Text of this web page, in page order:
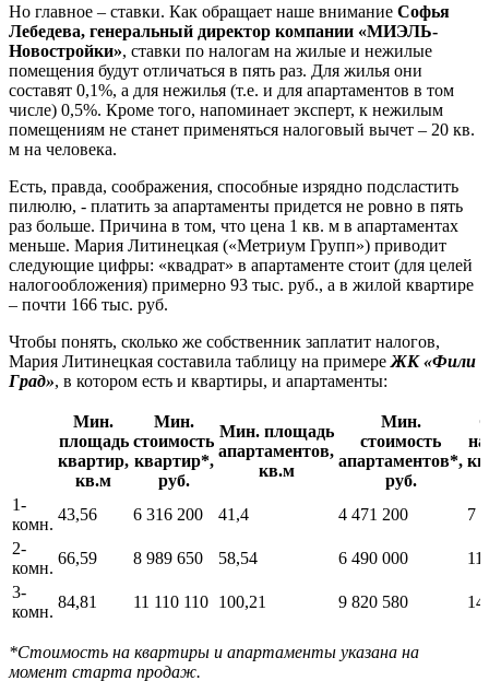
Но главное – ставки. Как обращает наше внимание Софья
Лебедева, генеральный директор компании «МИЭЛЬ-
Новостройки», ставки по налогам на жилые и нежилые
помещения будут отличаться в пять раз. Для жилья они
составят 0,1%, а для нежилья (т.е. и для апартаментов в том
числе) 0,5%. Кроме того, напоминает эксперт, к нежилым
помещениям не станет применяться налоговый вычет – 20 кв.
м на человека.
Есть, правда, соображения, способные изрядно подсластить
пилюлю, - платить за апартаменты придется не ровно в пять
раз больше. Причина в том, что цена 1 кв. м в апартаментах
меньше. Мария Литинецкая («Метриум Групп») приводит
следующие цифры: «квадрат» в апартаменте стоит (для целей
налогообложения) примерно 93 тыс. руб., а в жилой квартире
– почти 166 тыс. руб.
Чтобы понять, сколько же собственник заплатит налогов,
Мария Литинецкая составила таблицу на примере ЖК «Фили
Град», в котором есть и квартиры, и апартаменты:
Мин.
площадь
квартир,
кв.м
Мин.
стоимость
квартир*,
руб.
Мин. площадь
апартаментов,
кв.м
Мин.
стоимость
апартаментов*,
руб.
1-
комн.
43,56 6 316 200 41,4 4 471 200
7
2-
комн.
66,59 8 989 650 58,54 6 490 000
11
3-
комн.
84,81 11 110 110 100,21 9 820 580 14
*Стоимость на квартиры и апартаменты указана на
момент старта продаж.